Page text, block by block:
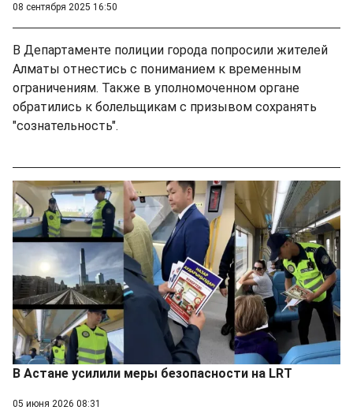
08 сентября 2025 16:50
В Департаменте полиции города попросили жителей
Алматы отнестись с пониманием к временным
ограничениям. Также в уполномоченном органе
обратились к болельщикам с призывом сохранять
"сознательность".
В Астане усилили меры безопасности на LRT
05 июня 2026 08:31